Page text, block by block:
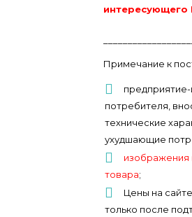
интересующего
Примечание к
потребителя,
технические
ухудшающие
изображения
товара;
Цены на
только после